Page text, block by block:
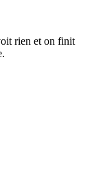
rien et on finit